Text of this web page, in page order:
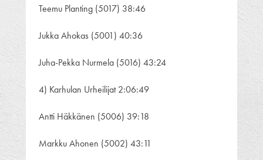
Teemu Planting (5017) 38:46
Jukka Ahokas (5001) 40:36
Juha-Pekka Nurmela (5016) 43:24
4) Karhulan Urheilijat 2:06:49
Antti Häkkänen (5006) 39:18
Markku Ahonen (5002) 43:11